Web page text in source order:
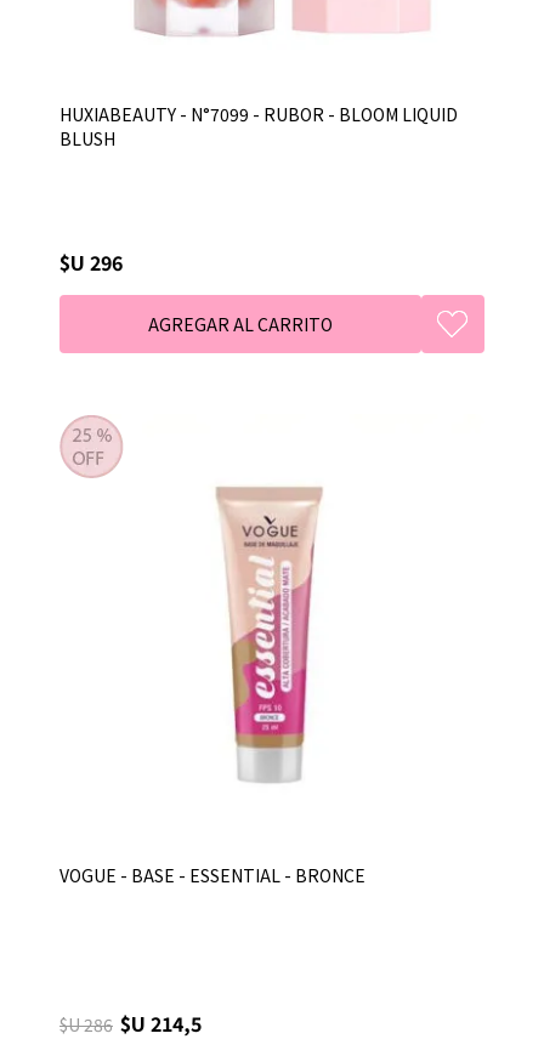
HUXIABEAUTY - N°7099 - RUBOR - BLOOM LIQUID
BLUSH
$U 296
VOGUE - BASE - ESSENTIAL - BRONCE
$U 286 $U 214,5